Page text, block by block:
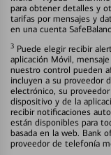
para obtener detalles y
tarifas por mensajes y
en una cuenta
3 Puede elegir recibir
aplicación Móvil,
nuestro control pueden
incluyen a su proveedor
electrónico, su
dispositivo y de la
recibir notificaciones
están disponibles para
basada en la web. Bank
proveedor de telefonía